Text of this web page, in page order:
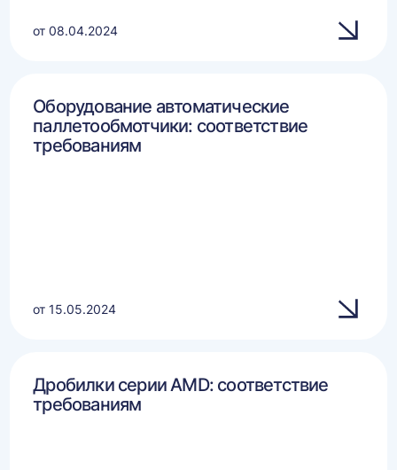
от 08.04.2024
Оборудование автоматические
паллетообмотчики: соответствие
требованиям
от 15.05.2024
Дробилки серии AMD: соответствие
требованиям